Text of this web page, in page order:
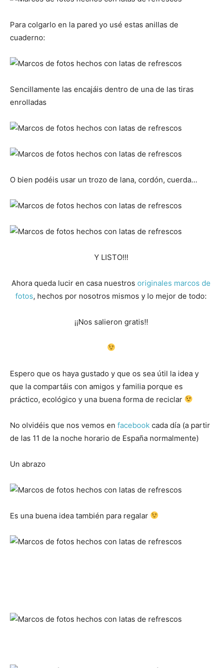
Para colgarlo en la pared yo usé estas anillas de
cuaderno:
Sencillamente las encajáis dentro de una de las tiras
enrolladas
O bien podéis usar un trozo de lana, cordón, cuerda…
Y LISTO!!!
Ahora queda lucir en casa nuestros originales marcos de
fotos, hechos por nosotros mismos y lo mejor de todo:
¡¡Nos salieron gratis!!
Espero que os haya gustado y que os sea útil la idea y
que la compartáis con amigos y familia porque es
práctico, ecológico y una buena forma de reciclar
No olvidéis que nos vemos en facebook cada día (a partir
de las 11 de la noche horario de España normalmente)
Un abrazo
Es una buena idea también para regalar